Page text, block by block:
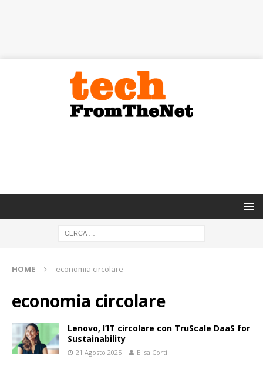
HOME economia circolare
economia circolare
Lenovo, l’IT circolare con TruScale DaaS for
Sustainability
21 Agosto 2025 Elisa Corti